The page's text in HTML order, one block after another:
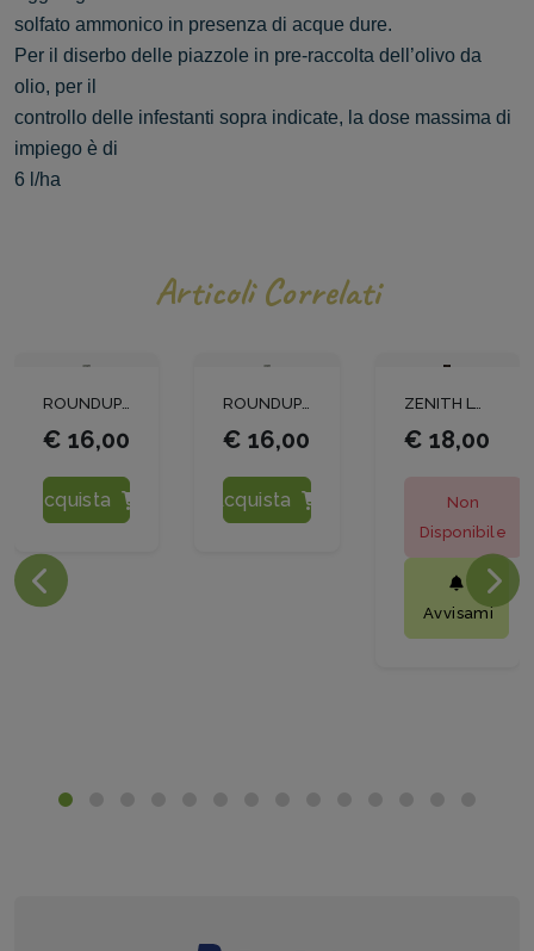
solfato ammonico in presenza di acque dure.
Per il diserbo delle piazzole in pre-raccolta dell’olivo da
olio, per il
controllo delle infestanti sopra indicate, la dose massima di
impiego è di
6 l/ha
Articoli Correlati
ROUNDUP FUTURE LT. 1
€ 16,00
Acquista
ROUNDUP FUTURE LT. 1
€ 16,00
Acquista
ZENITH LT 1
€ 18,00
Non
Disponibile
Avvisami